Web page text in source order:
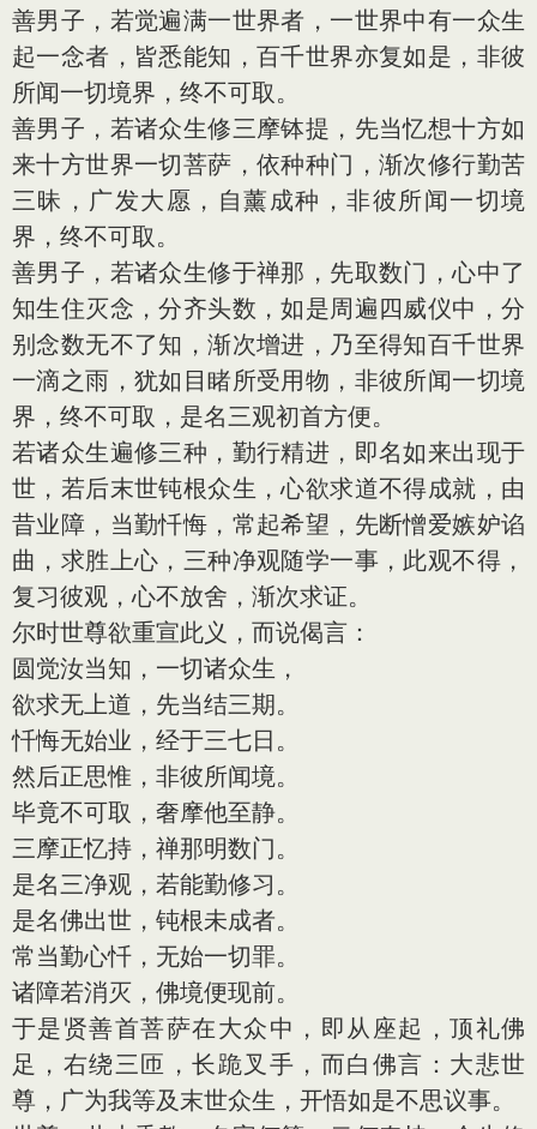
善男子，若觉遍满一世界者，一世界中有一众生
起一念者，皆悉能知，百千世界亦复如是，非彼
所闻一切境界，终不可取。
善男子，若诸众生修三摩钵提，先当忆想十方如
来十方世界一切菩萨，依种种门，渐次修行勤苦
三昧，广发大愿，自薰成种，非彼所闻一切境
界，终不可取。
善男子，若诸众生修于禅那，先取数门，心中了
知生住灭念，分齐头数，如是周遍四威仪中，分
别念数无不了知，渐次增进，乃至得知百千世界
一滴之雨，犹如目睹所受用物，非彼所闻一切境
界，终不可取，是名三观初首方便。
若诸众生遍修三种，勤行精进，即名如来出现于
世，若后末世钝根众生，心欲求道不得成就，由
昔业障，当勤忏悔，常起希望，先断憎爱嫉妒谄
曲，求胜上心，三种净观随学一事，此观不得，
复习彼观，心不放舍，渐次求证。
尔时世尊欲重宣此义，而说偈言：
圆觉汝当知，一切诸众生，
欲求无上道，先当结三期。
忏悔无始业，经于三七日。
然后正思惟，非彼所闻境。
毕竟不可取，奢摩他至静。
三摩正忆持，禅那明数门。
是名三净观，若能勤修习。
是名佛出世，钝根未成者。
常当勤心忏，无始一切罪。
诸障若消灭，佛境便现前。
于是贤善首菩萨在大众中，即从座起，顶礼佛
足，右绕三匝，长跪叉手，而白佛言：大悲世
尊，广为我等及末世众生，开悟如是不思议事。